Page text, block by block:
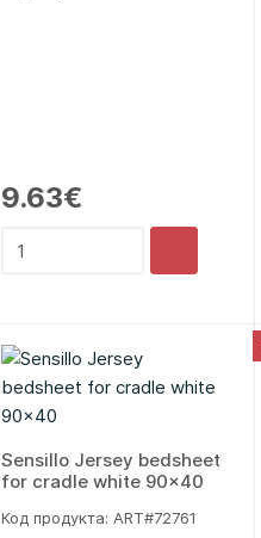
9.63€
Sensillo Jersey bedsheet
for cradle white 90x40
Код продукта: ART#72761